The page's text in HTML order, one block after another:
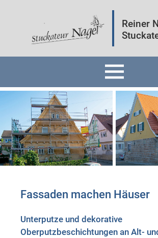
Reiner
Fassaden
Innenräume
Mineralputz
Wärmedämmung
Fassaden machen Häuser
Unterputze und dekorative
Oberputzbeschichtungen an Alt-